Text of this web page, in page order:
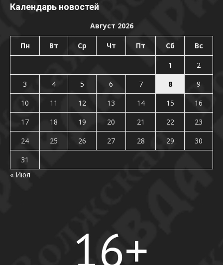
Календарь новостей
Август 2026
Пн Вт Ср Чт Пт Сб Вс
1
2
3
4 5 6 7 8
9
10
11 12 13 14 15
16
17
18 19 20 21 22
23
24
25 26 27 28 29
30
31
« Июл